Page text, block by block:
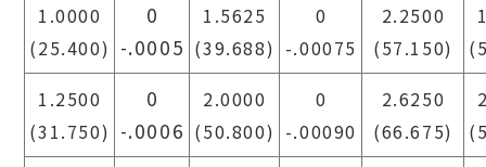
1.0000
(25.400)
0
-.0005
1.5625
(39.688)
0
-.00075
2.2500
(57.150)
1.2500
(31.750)
0
-.0006
2.0000
(50.800)
0
-.00090
2.6250
(66.675)